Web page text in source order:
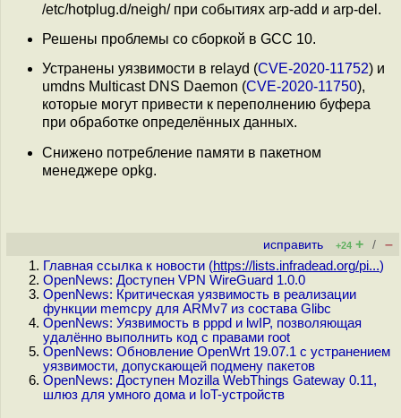
/etc/hotplug.d/neigh/ при событиях arp-add и arp-del.
Решены проблемы со сборкой в GCC 10.
Устранены уязвимости в relayd (CVE-2020-11752) и
umdns Multicast DNS Daemon (CVE-2020-11750),
которые могут привести к переполнению буфера
при обработке определённых данных.
Снижено потребление памяти в пакетном
менеджере opkg.
исправить +24 + / –
Главная ссылка к новости (https://lists.infradead.org/pi...)
OpenNews: Доступен VPN WireGuard 1.0.0
OpenNews: Критическая уязвимость в реализации
функции memcpy для ARMv7 из состава Glibc
OpenNews: Уязвимость в pppd и lwIP, позволяющая
удалённо выполнить код с правами root
OpenNews: Обновление OpenWrt 19.07.1 с устранением
уязвимости, допускающей подмену пакетов
OpenNews: Доступен Mozilla WebThings Gateway 0.11,
шлюз для умного дома и IoT-устройств